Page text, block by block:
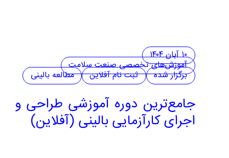
۱۰ آبان ۱۴۰۴
آموزش‌های تخصصی صنعت سلامت
برگزار شده ثبت نام آفلاین مطالعه بالینی
جامع‌ترین دوره آموزشی طراحی و
اجرای کارآزمایی بالینی (آفلاین)